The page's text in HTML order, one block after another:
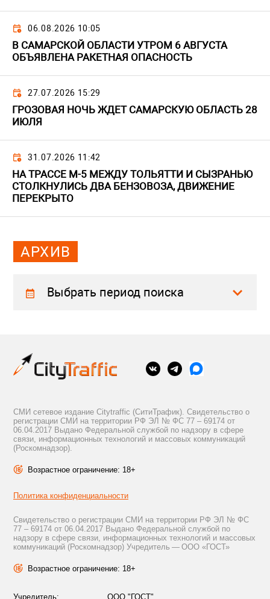
06.08.2026 10:05
В САМАРСКОЙ ОБЛАСТИ УТРОМ 6 АВГУСТА
ОБЪЯВЛЕНА РАКЕТНАЯ ОПАСНОСТЬ
27.07.2026 15:29
ГРОЗОВАЯ НОЧЬ ЖДЕТ САМАРСКУЮ ОБЛАСТЬ 28
ИЮЛЯ
31.07.2026 11:42
НА ТРАССЕ М-5 МЕЖДУ ТОЛЬЯТТИ И СЫЗРАНЬЮ
СТОЛКНУЛИСЬ ДВА БЕНЗОВОЗА, ДВИЖЕНИЕ
ПЕРЕКРЫТО
АРХИВ
Выбрать период поиска
СМИ сетевое издание Citytraffic (СитиТрафик). Свидетельство о
регистрации СМИ на территории РФ ЭЛ № ФС 77 – 69174 от
06.04.2017 Выдано Федеральной службой по надзору в сфере
связи, информационных технологий и массовых коммуникаций
(Роскомнадзор).
Возрастное ограничение: 18+
Политика конфиденциальности
Свидетельство о регистрации СМИ на территории РФ ЭЛ № ФС
77 – 69174 от 06.04.2017 Выдано Федеральной службой по
надзору в сфере связи, информационных технологий и массовых
коммуникаций (Роскомнадзор) Учредитель — ООО «ГОСТ»
Возрастное ограничение: 18+
Учредитель: ООО "ГОСТ"